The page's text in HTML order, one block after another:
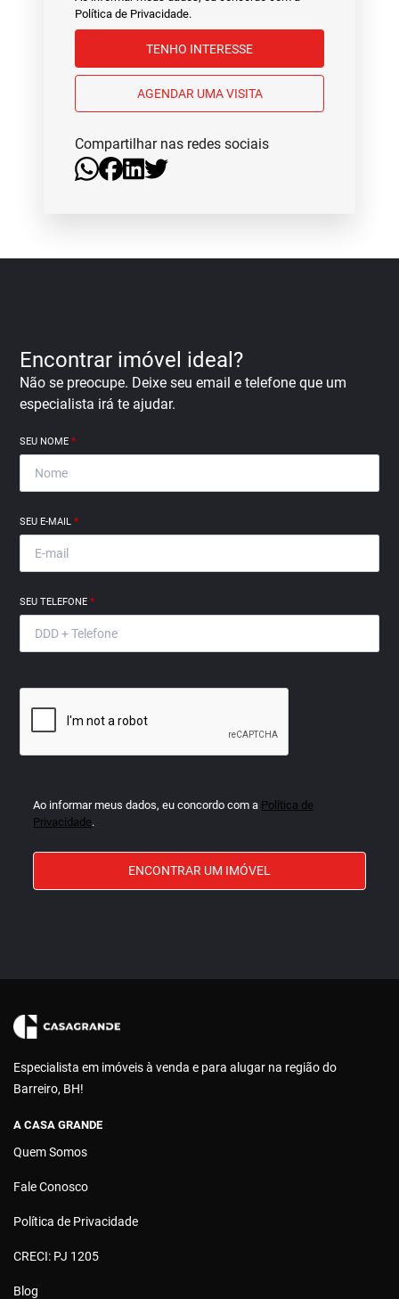
Política de Privacidade.
TENHO INTERESSE
AGENDAR UMA VISITA
Compartilhar nas redes sociais
Encontrar imóvel ideal?
Não se preocupe. Deixe seu email e telefone que um
especialista irá te ajudar.
SEU NOME*
SEU E-MAIL*
SEU TELEFONE*
Ao informar meus dados, eu concordo com a Política de
Privacidade.
ENCONTRAR UM IMÓVEL
Especialista em imóveis à venda e para alugar na região do
Barreiro, BH!
A CASA GRANDE
Quem Somos
Fale Conosco
Política de Privacidade
CRECI: PJ 1205
Blog